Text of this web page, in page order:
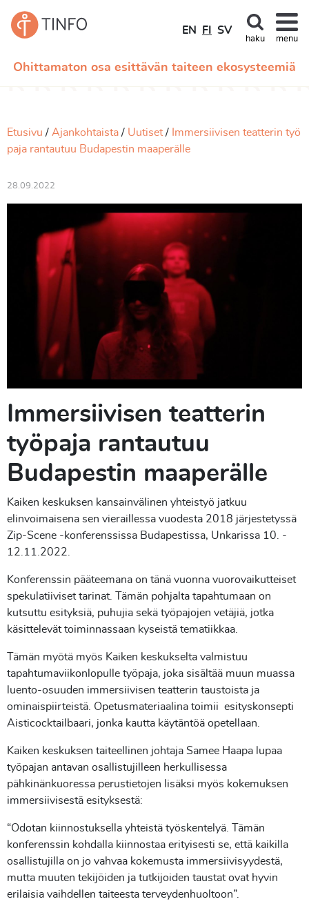
Ohittamaton osa esittävän taiteen ekosysteemiä
EN FI SV
haku menu
Etusivu Ajankohtaista Uutiset
Immersiivisen teatterin työ
paja rantautuu Budapestin maaperälle
28.09.2022
Immersiivisen teatterin
työpaja rantautuu
Budapestin maaperälle
Kaiken keskuksen kansainvälinen yhteistyö jatkuu
elinvoimaisena sen vieraillessa vuodesta 2018 järjestetyssä
Zip-Scene -konferenssissa Budapestissa, Unkarissa 10. -
12.11.2022.
Konferenssin pääteemana on tänä vuonna vuorovaikutteiset
spekulatiiviset tarinat. Tämän pohjalta tapahtumaan on
kutsuttu esityksiä, puhujia sekä työpajojen vetäjiä, jotka
käsittelevät toiminnassaan kyseistä tematiikkaa.
Tämän myötä myös Kaiken keskukselta valmistuu
tapahtumaviikonlopulle työpaja, joka sisältää muun muassa
luento-osuuden immersiivisen teatterin taustoista ja
ominaispiirteistä. Opetusmateriaalina toimii esityskonsepti
Aisticocktailbaari, jonka kautta käytäntöä opetellaan.
Kaiken keskuksen taiteellinen johtaja Samee Haapa lupaa
työpajan antavan osallistujilleen herkullisessa
pähkinänkuoressa perustietojen lisäksi myös kokemuksen
immersiivisestä esityksestä:
“Odotan kiinnostuksella yhteistä työskentelyä. Tämän
konferenssin kohdalla kiinnostaa erityisesti se, että kaikilla
osallistujilla on jo vahvaa kokemusta immersiivisyydestä,
mutta muuten tekijöiden ja tutkijoiden taustat ovat hyvin
erilaisia vaihdellen taiteesta terveydenhuoltoon”.